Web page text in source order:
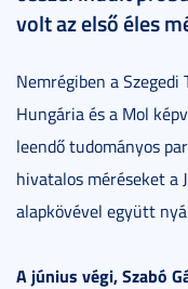
volt az első éles
Nemrégiben a
Hungária és a Mol
leendő tudományos
hivatalos méréseket a
alapkövével együtt
A június végi, Szabó